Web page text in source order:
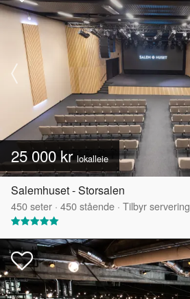
25 000 krlokalleie
Salemhuset - Storsalen
450seter · 450stående · Tilbyr servering